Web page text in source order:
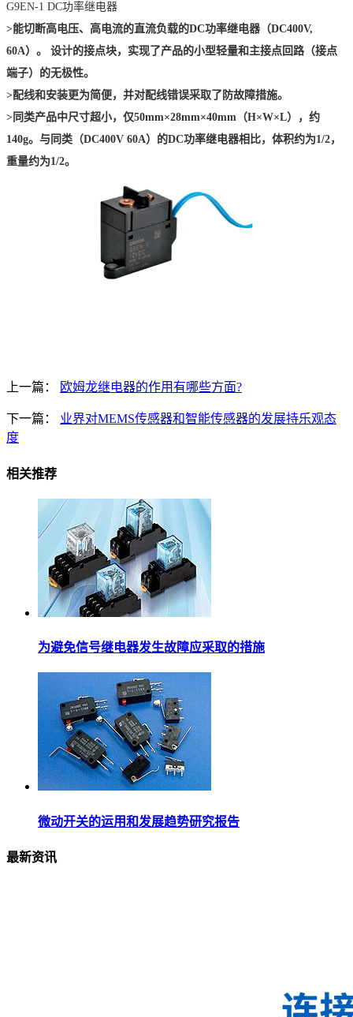
G9EN-1 DC功率继电器
>能切断高电压、高电流的直流负载的DC功率继电器（DC400V,
60A）。 设计的接点块，实现了产品的小型轻量和主接点回路（接点
端子）的无极性。
>配线和安装更为简便，并对配线错误采取了防故障措施。
> 同类产品中尺寸超小，仅50mm×28mm×40mm （H×W×L），约
140g。与同类（DC400V 60A）的DC功率继电器相比，体积约为1/2，
重量约为1/2。
上一篇： 欧姆龙继电器的作用有哪些方面?
下一篇：
业界对MEMS传感器和智能传感器的发展持乐观态
度
相关推荐
为避免信号继电器发生故障应采取的措施
微动开关的运用和发展趋势研究报告
最新资讯